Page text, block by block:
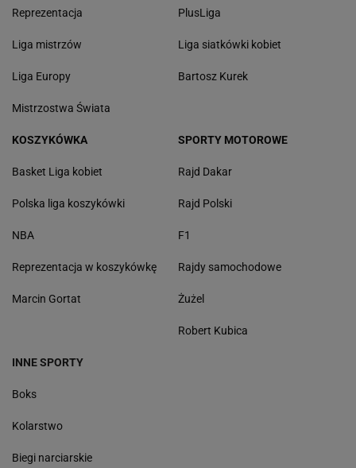
Reprezentacja
Liga mistrzów
Liga Europy
Mistrzostwa Świata
PlusLiga
Liga siatkówki kobiet
Bartosz Kurek
KOSZYKÓWKA
Basket Liga kobiet
Polska liga koszykówki
NBA
Reprezentacja w koszykówkę
Marcin Gortat
SPORTY MOTOROWE
Rajd Dakar
Rajd Polski
F1
Rajdy samochodowe
Żużel
Robert Kubica
INNE SPORTY
Boks
Kolarstwo
Biegi narciarskie